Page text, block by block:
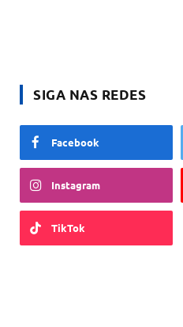
SIGA NAS REDES
Facebook
Instagram
TikTok